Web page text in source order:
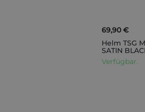
69,90 €
Helm TSG
SATIN
Verfügbar.